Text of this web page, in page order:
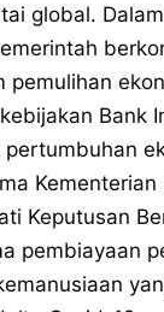
global.
pemulihan
Bank
Kementerian
Keputusan
pembiayaan